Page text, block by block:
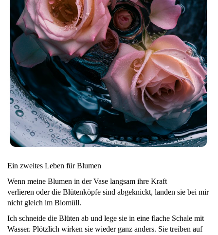
Ein zweites Leben für Blumen
Wenn meine Blumen in der Vase langsam ihre Kraft
verlieren oder die Blütenköpfe sind abgeknickt, landen sie bei mir
nicht gleich im Biomüll.
Ich schneide die Blüten ab und lege sie in eine flache Schale mit
Wasser. Plötzlich wirken sie wieder ganz anders. Sie treiben auf